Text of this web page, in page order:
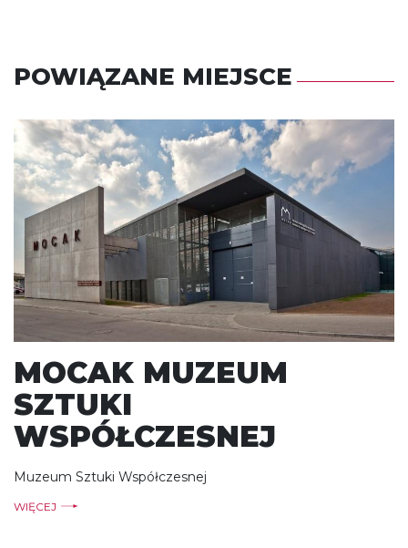
POWIĄZANE MIEJSCE
MOCAK MUZEUM
SZTUKI
WSPÓŁCZESNEJ
Muzeum Sztuki Współczesnej
WIĘCEJ